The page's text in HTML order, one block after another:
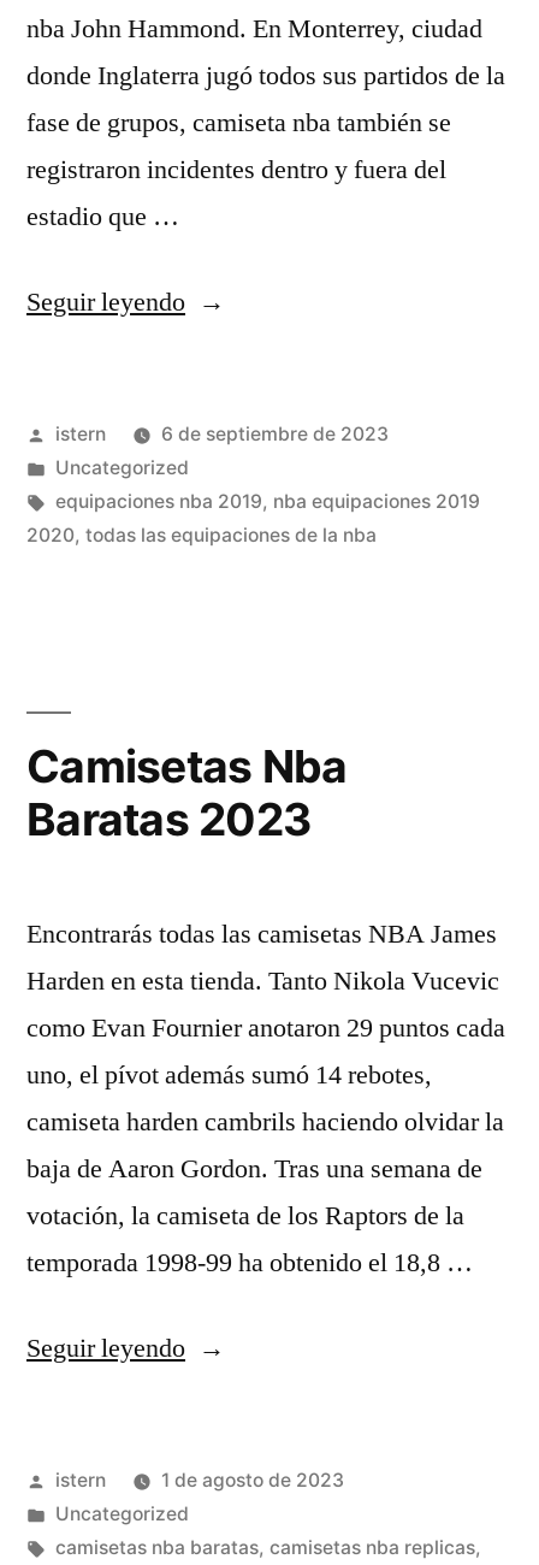
nba John Hammond. En Monterrey, ciudad
donde Inglaterra jugó todos sus partidos de la
fase de grupos, camiseta nba también se
registraron incidentes dentro y fuera del
estadio que …
Seguir leyendo«Asimismo
Veces
el
MVP»
Publicado
por
istern
6 de septiembre de 2023
Publicado
en
Uncategorized
Etiquetas:
equipaciones nba 2019, nba equipaciones 2019
2020, todas las equipaciones de la nba
Camisetas Nba
Baratas 2023
Encontrarás todas las camisetas NBA James
Harden en esta tienda. Tanto Nikola Vucevic
como Evan Fournier anotaron 29 puntos cada
uno, el pívot además sumó 14 rebotes,
camiseta harden cambrils haciendo olvidar la
baja de Aaron Gordon. Tras una semana de
votación, la camiseta de los Raptors de la
temporada 1998-99 ha obtenido el 18,8 …
Seguir leyendo«Camisetas
2023»
Publicado
por
istern
1 de agosto de 2023
Publicado
en
Uncategorized
Etiquetas:
camisetas nba baratas, camisetas nba replicas,